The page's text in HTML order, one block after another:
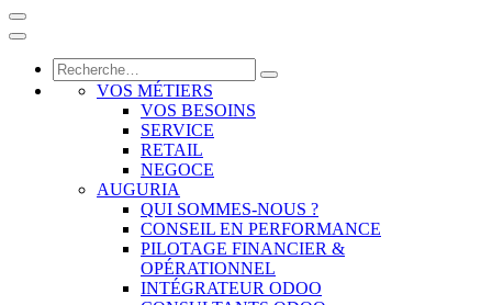
VOS MÉTIERS
VOS BESOINS
SERVICE
RETAIL
NEGOCE
AUGURIA
QUI SOMMES-NOUS ?
CONSEIL EN PERFORMANCE
PILOTAGE FINANCIER &
OPÉRATIONNEL
INTÉGRATEUR ODOO